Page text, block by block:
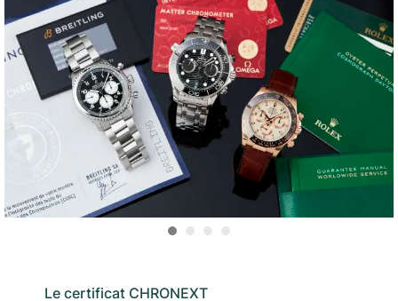
Le certificat CHRONEXT